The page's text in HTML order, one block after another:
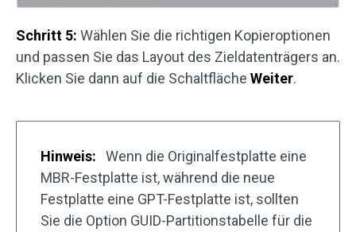
Schritt 5: Wählen Sie die richtigen Kopieroptionen
und passen Sie das Layout des Zieldatenträgers an.
Klicken Sie dann auf die Schaltfläche Weiter.
Hinweis:
Wenn die Originalfestplatte eine
MBR-Festplatte ist, während die neue
Festplatte eine GPT-Festplatte ist, sollten
Sie die Option GUID-Partitionstabelle für die